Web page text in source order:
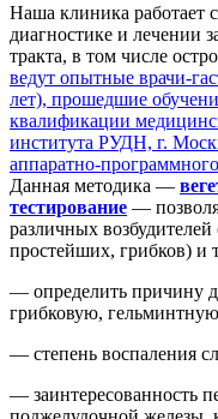
Наша клиника работает
диагностике и лечении
тракта, в том числе
ведут опытные врачи-
лет), прошедшие
квалификации
института РУДН, г.
аппаратно-
Данная методика —
тестирование —
различных
простейших, грибков) и
— определить причину
грибковую,
— степень воспаления
— заинтересованность